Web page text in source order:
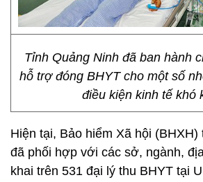
Tỉnh Quảng Ninh đã ban hành
hỗ trợ đóng BHYT cho một số
điều kiện kinh tế khó
Hiện tại, Bảo hiểm Xã hội (BHXH)
đã phối hợp với các sở, ngành,
khai trên 531 đại lý thu BHYT tại